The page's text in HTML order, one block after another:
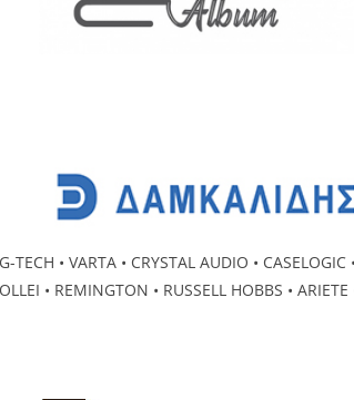
TECH • VARTA • CRYSTAL AUDIO •
• REMINGTON • RUSSELL HOBBS • ARIETE